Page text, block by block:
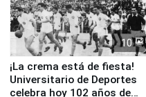
10
¡La crema está de fiesta!
Universitario de Deportes
celebra hoy 102 años de